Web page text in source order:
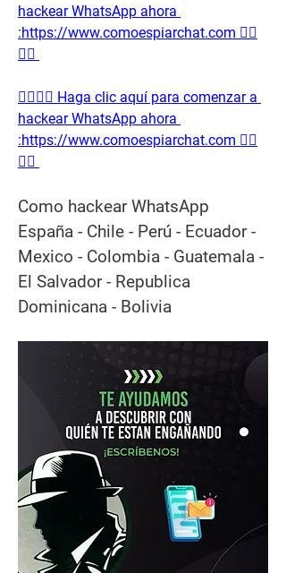
hackear WhatsApp ahora
:https://www.comoespiarchat.com 👈🏻
👈🏻
👉🏻👉🏻 Haga clic aquí para comenzar a
hackear WhatsApp ahora
:https://www.comoespiarchat.com 👈🏻
👈🏻
Como hackear WhatsApp
España - Chile - Perú - Ecuador -
Mexico - Colombia - Guatemala -
El Salvador - Republica
Dominicana - Bolivia